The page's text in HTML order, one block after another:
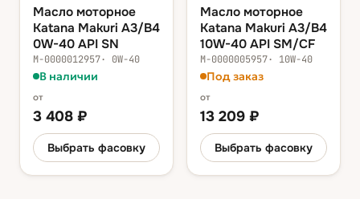
Масло моторное
Katana Makuri A3/B4
0W-40 API SN
М-0000012957· 0W-40
В наличии
от
3 408 ₽
Выбрать фасовку
Масло моторное
Katana Makuri A3/B4
10W-40 API SM/CF
М-0000005957· 10W-40
Под заказ
от
13 209 ₽
Выбрать фасовку